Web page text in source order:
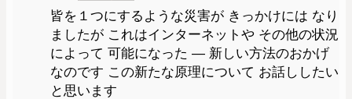
皆を１つにするような災害が きっかけには なり
ましたが これはインターネットや その他の状況
によって 可能になった ― 新しい方法のおかげ
なのです この新たな原理について お話ししたい
と思います